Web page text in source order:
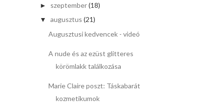
► szeptember(18)
▼ augusztus (21)
Augusztusi kedvencek - videó
A nude és az ezüst glitteres
körömlakk találkozása
Marie Claire poszt: Táskabarát
kozmetikumok